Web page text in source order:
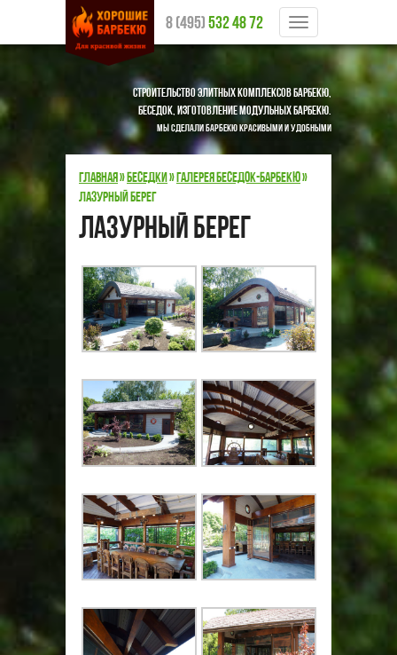
Меню
8 (495)532 48 72
Строительство элитных комплексов барбекю,
беседок, изготовление модульных барбекю.
Мы сделали барбекю красивыми и удобными
Главная»Беседки»Галерея беседок-барбекю»
Лазурный берег
Лазурный берег